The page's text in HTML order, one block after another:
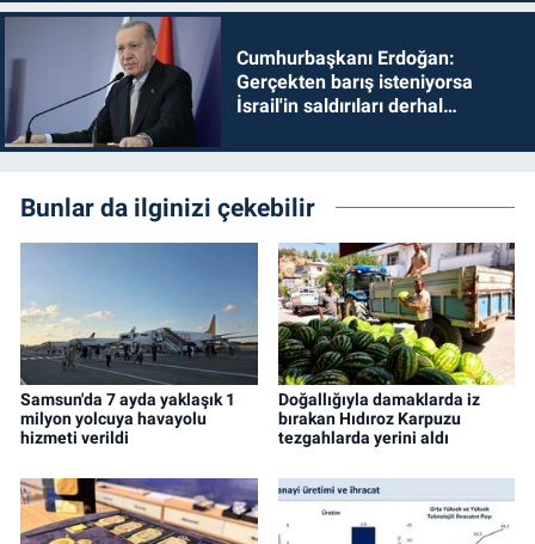
Cumhurbaşkanı Erdoğan:
Gerçekten barış isteniyorsa
İsrail'in saldırıları derhal
Bunlar da ilginizi çekebilir
Samsun'da 7 ayda yaklaşık 1
milyon yolcuya havayolu
hizmeti verildi
Doğallığıyla damaklarda iz
bırakan Hıdıroz Karpuzu
tezgahlarda yerini aldı